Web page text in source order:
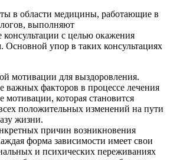
в области медицины, работающие в
выполняют
консультации с целью окажения
Основной упор в таких консультациях
мотивации для выздоровления.
важных факторов в процессе лечения
мотивации, которая становится
положительных изменений на пути
жизни.
причин возникновения
форма зависимости имеет свои
и психических переживаниях